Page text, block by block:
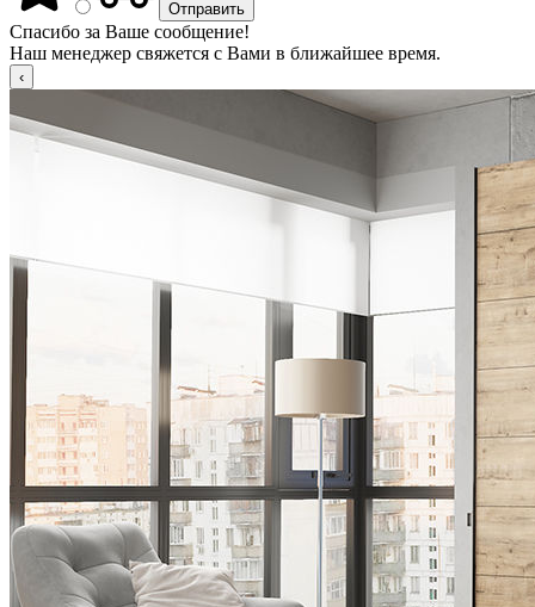
Спасибо за Ваше сообщение!
Наш менеджер свяжется с Вами в ближайшее время.